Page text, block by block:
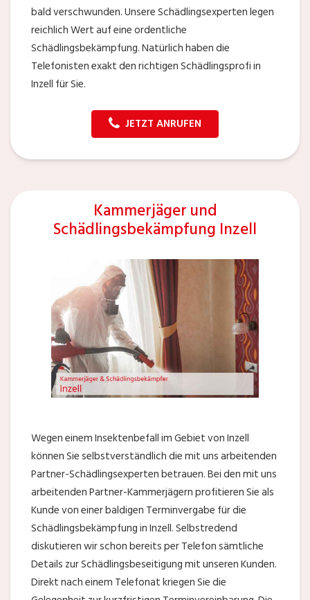
bald verschwunden. Unsere Schädlingsexperten legen
reichlich Wert auf eine ordentliche
Schädlingsbekämpfung. Natürlich haben die
Telefonisten exakt den richtigen Schädlingsprofi in
Inzell für Sie.
JETZT ANRUFEN
Kammerjäger und
Schädlingsbekämpfung Inzell
Wegen einem Insektenbefall im Gebiet von Inzell
können Sie selbstverständlich die mit uns arbeitenden
Partner-Schädlingsexperten betrauen. Bei den mit uns
arbeitenden Partner-Kammerjägern profitieren Sie als
Kunde von einer baldigen Terminvergabe für die
Schädlingsbekämpfung in Inzell. Selbstredend
diskutieren wir schon bereits per Telefon sämtliche
Details zur Schädlingsbeseitigung mit unseren Kunden.
Direkt nach einem Telefonat kriegen Sie die